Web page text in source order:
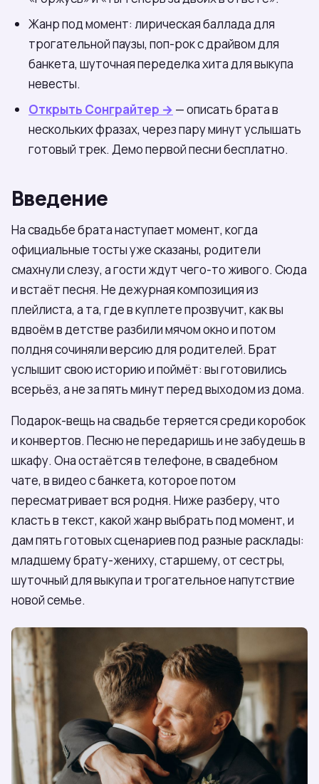
Жанр под момент: лирическая баллада для
трогательной паузы, поп-рок с драйвом для
банкета, шуточная переделка хита для выкупа
невесты.
Открыть Сонграйтер → — описать брата в
нескольких фразах, через пару минут услышать
готовый трек. Демо первой песни бесплатно.
Введение
На свадьбе брата наступает момент, когда
официальные тосты уже сказаны, родители
смахнули слезу, а гости ждут чего-то живого. Сюда
и встаёт песня. Не дежурная композиция из
плейлиста, а та, где в куплете прозвучит, как вы
вдвоём в детстве разбили мячом окно и потом
полдня сочиняли версию для родителей. Брат
услышит свою историю и поймёт: вы готовились
всерьёз, а не за пять минут перед выходом из дома.
Подарок-вещь на свадьбе теряется среди коробок
и конвертов. Песню не передаришь и не забудешь в
шкафу. Она остаётся в телефоне, в свадебном
чате, в видео с банкета, которое потом
пересматривает вся родня. Ниже разберу, что
класть в текст, какой жанр выбрать под момент, и
дам пять готовых сценариев под разные расклады:
младшему брату-жениху, старшему, от сестры,
шуточный для выкупа и трогательное напутствие
новой семье.